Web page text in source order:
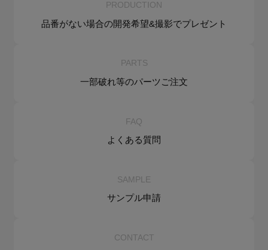
PRODUCTION
品番がない場合の開発希望&撮影でプレゼント
PARTS
一部破れ等のパーツご注文
FAQ
よくある質問
SAMPLE
サンプル申請
CONTACT